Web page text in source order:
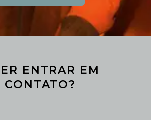
ENTRAR EM
CONTATO?